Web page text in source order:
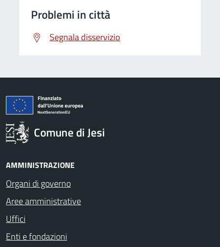
Problemi in città
Segnala disservizio
Comune di Jesi
AMMINISTRAZIONE
Organi di governo
Aree amministrative
Uffici
Enti e fondazioni